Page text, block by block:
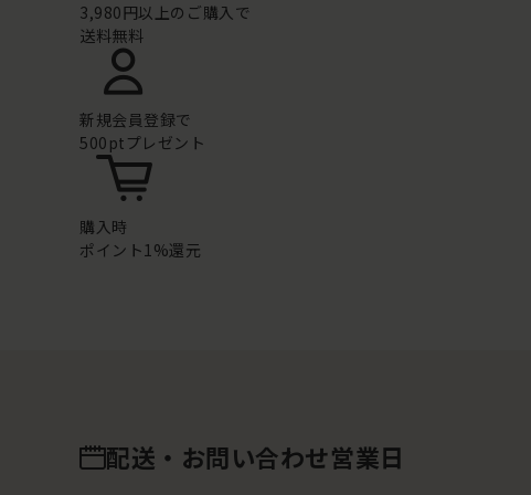
3,980円以上のご購入で
送料無料
新規会員登録で
500ptプレゼント
購入時
ポイント1%還元
配送・お問い合わせ営業日